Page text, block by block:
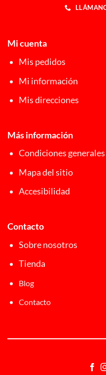
Mi cuenta
Mis pedidos
Mi información
Mis direcciones
Más información
Condiciones
Mapa del sitio
Accesibilidad
Contacto
Sobre nosotros
Tienda
Blog
Contacto